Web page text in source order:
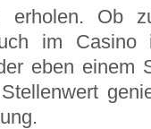
erholen. Ob
im
eben einem